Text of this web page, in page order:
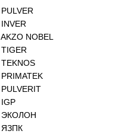
PULVER
INVER
AKZO NOBEL
TIGER
TEKNOS
PRIMATEK
PULVERIT
IGP
ЭКОЛОН
ЯЗПК